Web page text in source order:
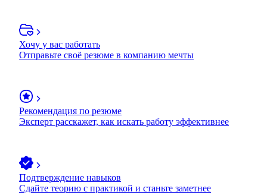
Хочу у вас работать
Отправьте своё резюме в компанию мечты
Рекомендация по резюме
Эксперт расскажет, как искать работу эффективнее
Подтверждение навыков
Сдайте теорию с практикой и станьте заметнее